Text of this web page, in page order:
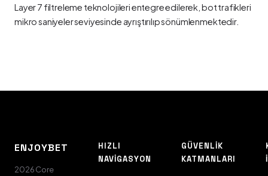
Layer 7 filtreleme teknolojileri entegre edilerek, bot trafikleri
mikro saniyeler seviyesinde ayrıştırılıp sönümlenmektedir.
ENJOYBET
2026 Core
HIZLI
NAVIGASYON
GÜVENLIK
KATMANLARI